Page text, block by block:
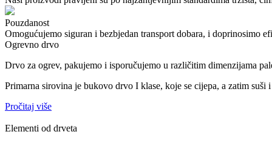
Pouzdanost
Omogućujemo siguran i bezbjedan transport dobara, i doprinosimo
Ogrevno drvo
Drvo za ogrev, pakujemo i isporučujemo u različitim dimenzijama
Primarna sirovina je bukovo drvo I klase, koje se cijepa, a zatim suši
Pročitaj više
Elementi od drveta